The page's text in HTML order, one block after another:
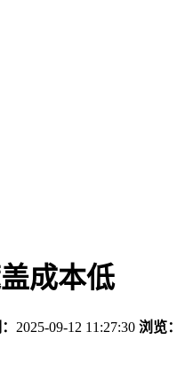
成本低
2025-09-12 11:27:30 浏览：